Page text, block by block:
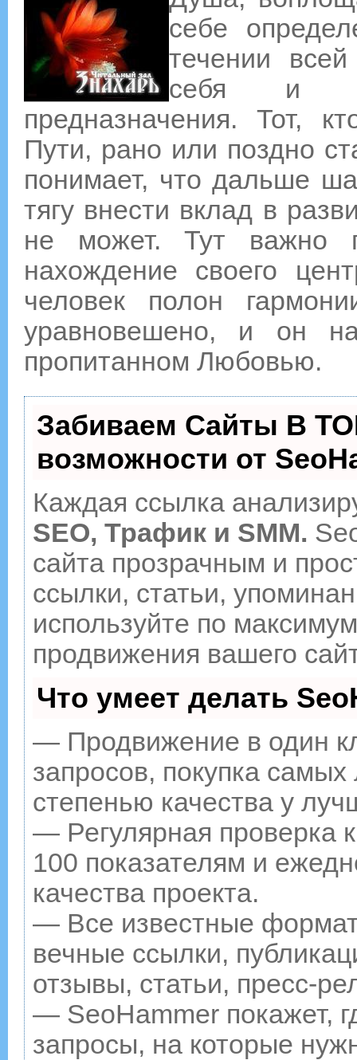
себе
течении
себя и
предназначения. Тот,
Пути, рано или поздно
понимает, что дальше
тягу внести вклад в
не может. Тут важно
нахождение своего
человек полон
уравновешено, и он
пропитанном Любовью.
Забиваем Сайты В
возможности от
Каждая ссылка
SEO, Трафик и SMM.
сайта прозрачным и
ссылки, статьи,
используйте по
продвижения вашего
Что умеет делать
— Продвижение в один
запросов, покупка
степенью качества у
— Регулярная проверка
100 показателям и
качества проекта.
— Все известные
вечные ссылки,
отзывы, статьи, пресс-
— SeoHammer покажет,
запросы, на которые